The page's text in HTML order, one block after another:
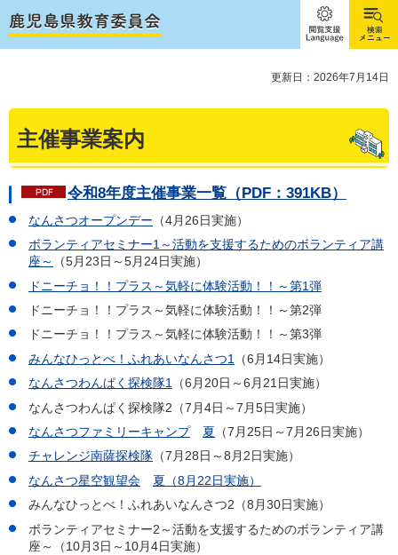
閲覧支
援
Language
検索メ
ニュー
更新日：2026年7月14日
主催事業案内
令和8年度主催事業一覧（PDF：391KB）
なんさつオープンデー （4月26日実施）
ボランティアセミナー1～活動を支援するためのボランティア講
座～
（5月23日～5月24日実施）
ドニーチョ！！プラス～気軽に体験活動！！～第1弾
ドニーチョ！！プラス～気軽に体験活動！！～第2弾
ドニーチョ！！プラス～気軽に体験活動！！～第3弾
みんなひっとべ！ふれあいなんさつ1
（6月14日実施）
なんさつわんぱく探検隊1 （6月20日～6月21日実施）
なんさつわんぱく探検隊2（7月4日～7月5日実施）
なんさつファミリーキャンプ
夏 （7月25日～7月26日実施）
チャレンジ南薩探検隊 （7月28日～8月2日実施）
なんさつ星空観望会
夏（8月22日実施）
みんなひっとべ！ふれあいなんさつ2（8月30日実施）
ボランティアセミナー2～活動を支援するためのボランティア講
座～（10月3日～10月4日実施）